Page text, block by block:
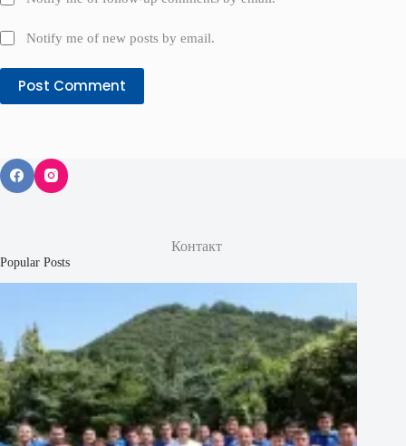
Notify me of new posts by email.
Post Comment
Контакт
Popular Posts